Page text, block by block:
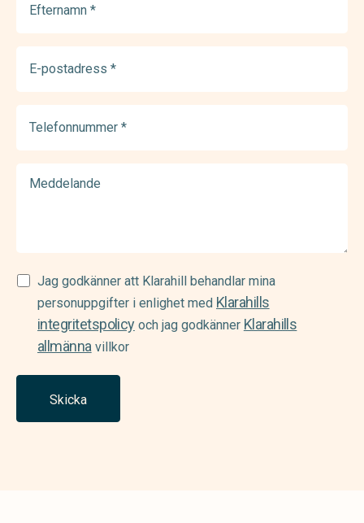
(Required)
postadress
(Required)
Samtycke
(Required)
Jag godkänner att Klarahill behandlar mina
personuppgifter i enlighet med Klarahills
integritetspolicyoch jag godkänner Klarahills
allmännavillkor
Skicka